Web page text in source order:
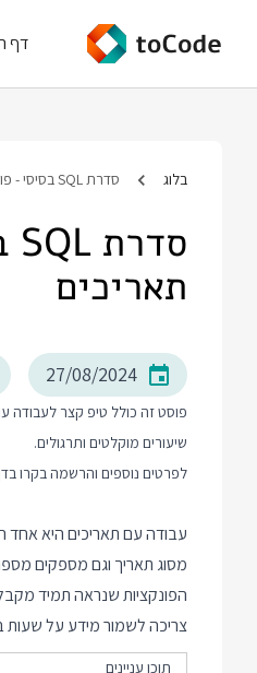
דף
בלוג סדרת SQL בסיסי - פוסט 18 - פונקציות לעבודה עם תאריכים
תאריכים
27/08/2024
שיעורים מוקלטים ותרגולים.
לפרטים נוספים והרשמה בקרו
עבודה עם תאריכים היא אחד
מסוג תאריך וגם מספקים
הפונקציות שנראה תמיד
צריכה לשמור מידע על שעות
תוכן עניינים